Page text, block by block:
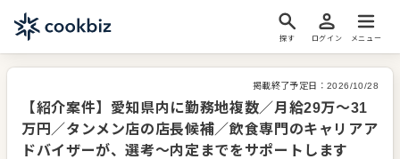
探す ログイン メニュー
掲載終了予定日： 2026/10/28
【紹介案件】愛知県内に勤務地複数／月給29万～31
万円／タンメン店の店長候補／飲食専門のキャリアア
ドバイザーが、選考～内定までをサポートします